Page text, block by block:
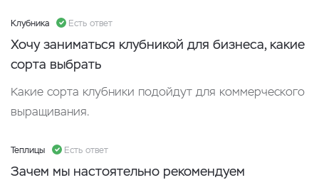
Клубника Есть ответ
Хочу заниматься клубникой для бизнеса, какие
сорта выбрать
Какие сорта клубники подойдут для коммерческого
выращивания.
Теплицы Есть ответ
Зачем мы настоятельно рекомендуем